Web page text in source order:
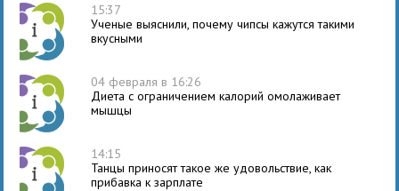
15:37
Ученые выяснили, почему чипсы кажутся такими
вкусными
04 февраля в 16:26
Диета с ограничением калорий омолаживает
мышцы
14:15
Танцы приносят такое же удовольствие, как
прибавка к зарплате